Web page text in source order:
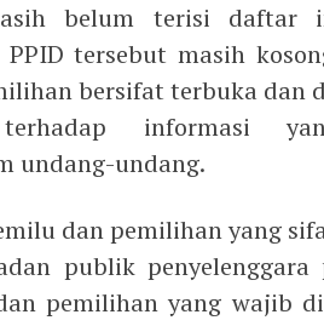
belum terisi daftar
tersebut masih
bersifat terbuka dan
informasi
undang-undang.
dan pemilihan yang
publik
pemilihan yang wajib